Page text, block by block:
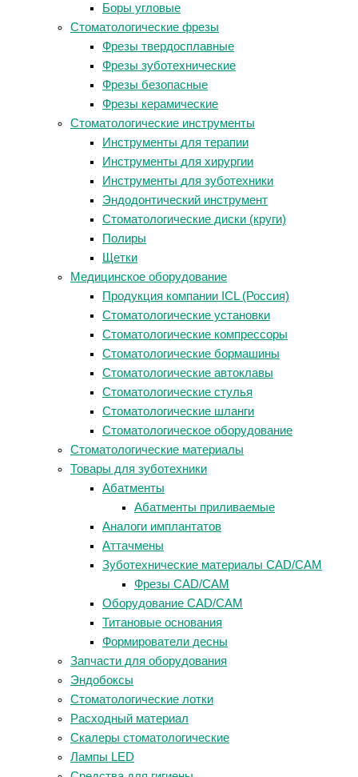
Боры угловые
Стоматологические фрезы
Фрезы твердосплавные
Фрезы зуботехнические
Фрезы безопасные
Фрезы керамические
Стоматологические инструменты
Инструменты для терапии
Инструменты для хирургии
Инструменты для зуботехники
Эндодонтический инструмент
Стоматологические диски (круги)
Полиры
Щетки
Медицинское оборудование
Продукция компании ICL (Россия)
Стоматологические установки
Стоматологические компрессоры
Стоматологические бормашины
Стоматологические автоклавы
Стоматологические стулья
Стоматологические шланги
Стоматологическое оборудование
Стоматологические материалы
Товары для зуботехники
Абатменты
Абатменты приливаемые
Аналоги имплантатов
Аттачмены
Зуботехнические материалы CAD/CAM
Фрезы CAD/CAM
Оборудование CAD/CAM
Титановые основания
Формирователи десны
Запчасти для оборудования
Эндобоксы
Стоматологические лотки
Расходный материал
Скалеры стоматологические
Лампы LED